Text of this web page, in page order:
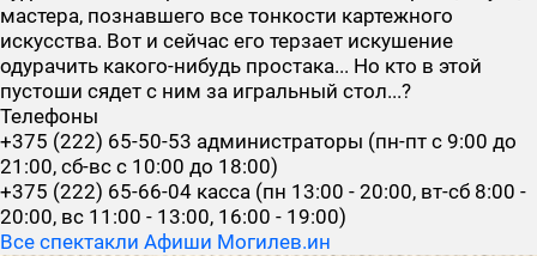
мастера, познавшего все тонкости картежного
искусства. Вот и сейчас его терзает искушение
одурачить какого-нибудь простака... Но кто в этой
пустоши сядет с ним за игральный стол...?
Телефоны
+375 (222) 65-50-53 администраторы (пн-пт с 9:00 до
21:00, сб-вс с 10:00 до 18:00)
+375 (222) 65-66-04 касса (пн 13:00 - 20:00, вт-сб 8:00 -
20:00, вс 11:00 - 13:00, 16:00 - 19:00)
Все спектакли Афиши Могилев.ин